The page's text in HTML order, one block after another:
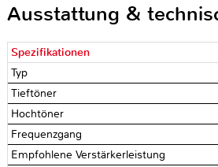
Ausstattung &
Spezifikationen
Typ
Tieftöner
Hochtöner
Frequenzgang
Empfohlene Verstärkerleistung